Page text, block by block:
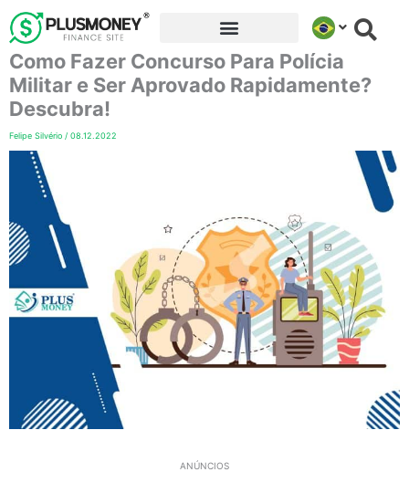
para
conteúdo
Como Fazer Concurso Para Polícia
Militar e Ser Aprovado Rapidamente?
Descubra!
Felipe Silvério / 08.12.2022
ANÚNCIOS